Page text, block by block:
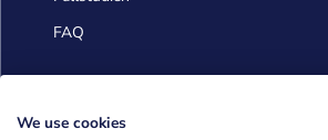
FAQ
We use cookies